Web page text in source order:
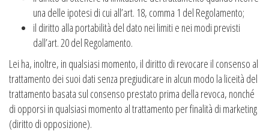
una delle ipotesi di cui all’art. 18, comma 1 del Regolamento;
il diritto alla portabilità del dato nei limiti e nei modi previsti
dall’art. 20 del Regolamento.
Lei ha, inoltre, in qualsiasi momento, il diritto di revocare il consenso al
trattamento dei suoi dati senza pregiudicare in alcun modo la liceità del
trattamento basata sul consenso prestato prima della revoca, nonché
di opporsi in qualsiasi momento al trattamento per finalità di marketing
(diritto di opposizione).